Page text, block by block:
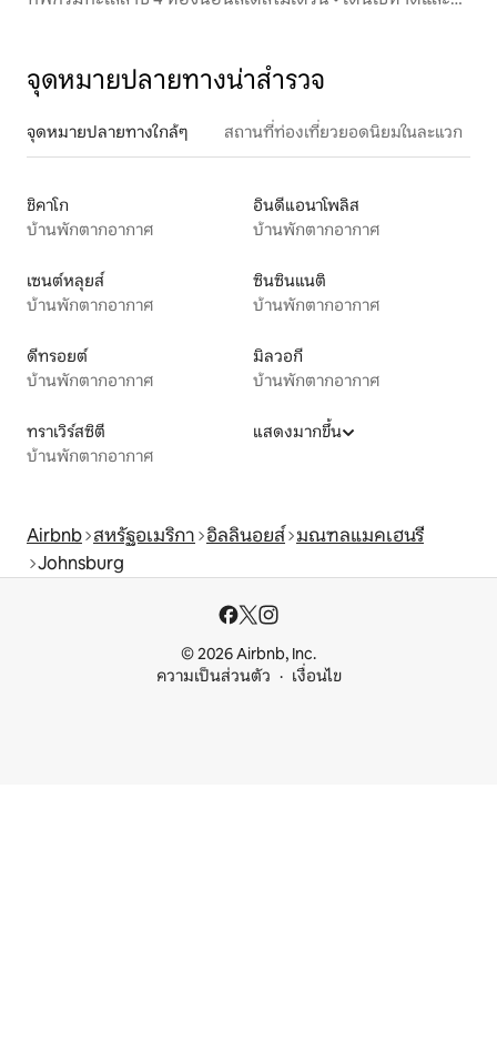
จุดหมายปลายทางน่าสำรวจ
จุดหมายปลายทางใกล้ๆ สถานที่ท่องเที่ยวยอดนิยมในละแวก
ชิคาโก
บ้านพักตากอากาศ
อินดีแอนาโพลิส
บ้านพักตากอากาศ
เซนต์หลุยส์
บ้านพักตากอากาศ
ซินซินแนติ
บ้านพักตากอากาศ
ดีทรอยต์
บ้านพักตากอากาศ
มิลวอกี
บ้านพักตากอากาศ
ทราเวิร์สซิตี
บ้านพักตากอากาศ
แสดงมากขึ้น
Airbnb สหรัฐอเมริกา อิลลินอยส์ มณฑลแมคเฮนรี
Johnsburg
© 2026 Airbnb, Inc.
ความเป็นส่วนตัว
เงื่อนไข